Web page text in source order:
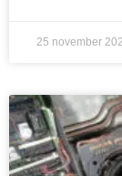
25 november